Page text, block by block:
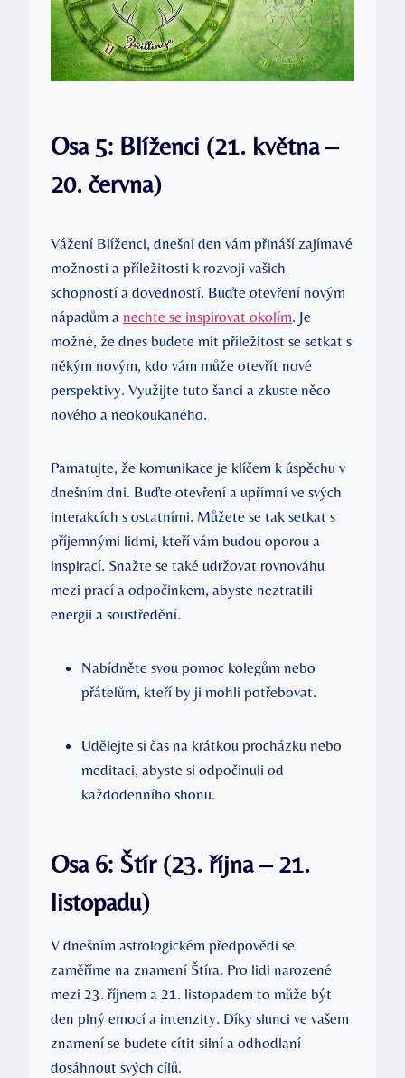
Osa 5: Blíženci (21. května –
20. června)
Vážení Blíženci, dnešní den vám přináší zajímavé
možnosti a příležitosti k rozvoji vašich
schopností a dovedností. Buďte otevření novým
nápadům a nechte se inspirovat okolím. Je
možné, že dnes budete mít příležitost se setkat s
někým novým, kdo vám může otevřít nové
perspektivy. Využijte tuto šanci a zkuste něco
nového a neokoukaného.
Pamatujte, že komunikace je klíčem k úspěchu v
dnešním dni. Buďte otevření a upřímní ve svých
interakcích s ostatními. Můžete se tak setkat s
příjemnými lidmi, kteří vám budou oporou a
inspirací. Snažte se také udržovat rovnováhu
mezi prací a odpočinkem, abyste neztratili
energii a soustředění.
Nabídněte svou pomoc kolegům nebo
přátelům, kteří by ji mohli potřebovat.
Udělejte si čas na krátkou procházku nebo
meditaci, abyste si odpočinuli od
každodenního shonu.
Osa 6: Štír (23. října – 21.
listopadu)
V dnešním astrologickém předpovědi se
zaměříme na znamení Štíra. Pro lidi narozené
mezi 23. říjnem a 21. listopadem to může být
den plný emocí a intenzity. Díky slunci ve vašem
znamení se budete cítit silní a odhodlaní
dosáhnout svých cílů.